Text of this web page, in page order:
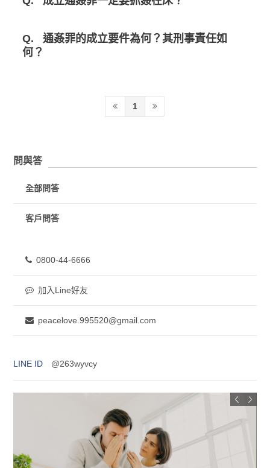
Q.
通姦罪的成立要件為何？其刑事責任如
何？
1
問與答
全部問答
客戶問答
0800-44-6666
加入Line好友
peacelove.995520@gmail.com
LINE ID @263wyvcy